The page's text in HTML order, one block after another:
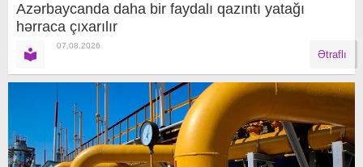
Azərbaycanda daha bir faydalı qazıntı yatağı
hərraca çıxarılır
07.08.2026
Ətraflı